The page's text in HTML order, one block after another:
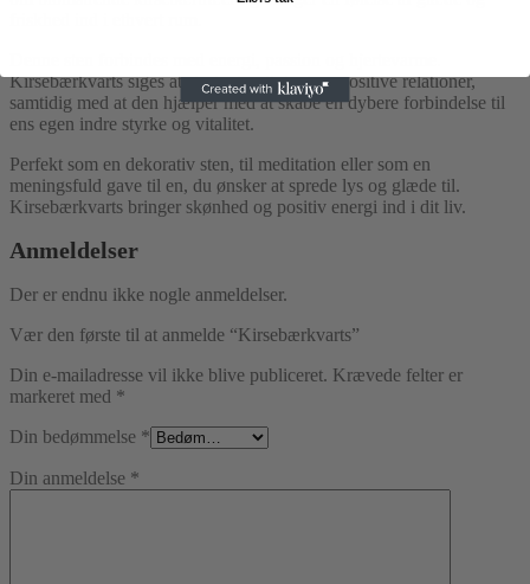
Kirsebærkvarts siges at styrke kærlighed og positive relationer,
samtidig med at den hjælper med at skabe en dybere forbindelse til
ens egen indre styrke og vitalitet.
Perfekt som en dekorativ sten, til meditation eller som en
meningsfuld gave til en, du ønsker at sprede lys og glæde til.
Kirsebærkvarts bringer skønhed og positiv energi ind i dit liv.
Anmeldelser
Der er endnu ikke nogle anmeldelser.
Vær den første til at anmelde “Kirsebærkvarts”
Din e-mailadresse vil ikke blive publiceret. Krævede felter er
markeret med *
Din bedømmelse *
Din anmeldelse *